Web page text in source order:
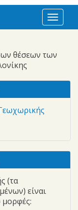
Toggle
θέσεων των
(τα
είναι
μορφές: